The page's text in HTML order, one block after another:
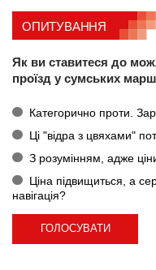
ОПИТУВАННЯ
Як ви ставитеся до
проїзд у сумських
Категорично проти.
Ці "відра з цвяхами"
З розумінням, адже
Ціна підвищиться, а
навігація?